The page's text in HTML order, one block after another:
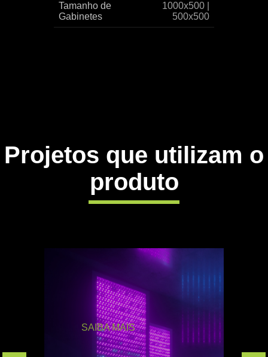
Tamanho de
Gabinetes
1000x500 |
500x500
Projetos que utilizam o
produto
SAIBA MAIS